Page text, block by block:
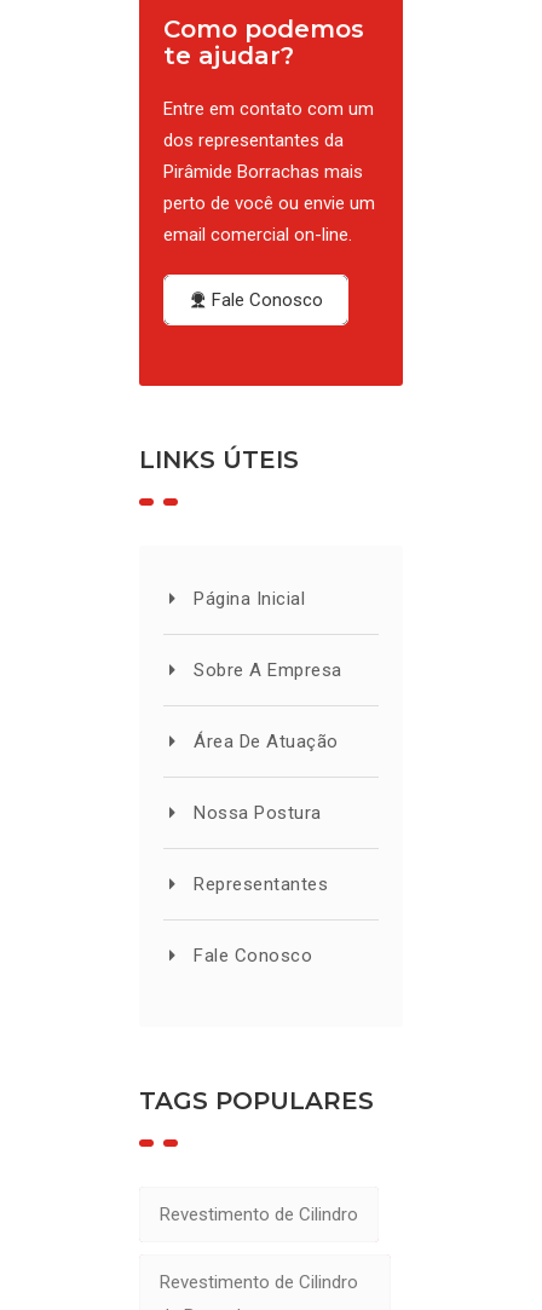
Como podemos
te ajudar?
Entre em contato com um
dos representantes da
Pirâmide Borrachas mais
perto de você ou envie um
email comercial on-line.
Fale Conosco
LINKS ÚTEIS
Página Inicial
Sobre A Empresa
Área De Atuação
Nossa Postura
Representantes
Fale Conosco
TAGS POPULARES
Revestimento de Cilindro
Revestimento de Cilindro